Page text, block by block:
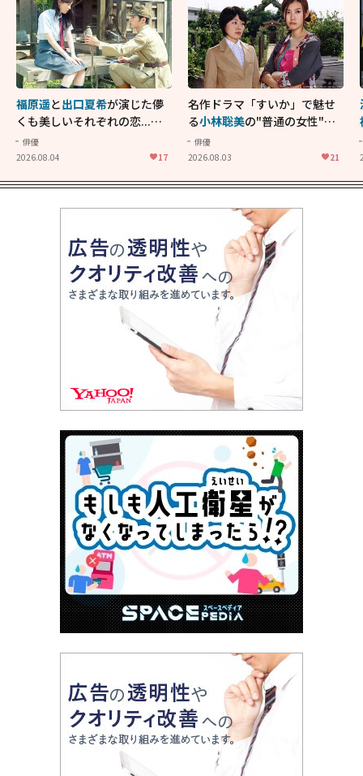
福原遥と出口夏希が演じた儚
くも美しいそれぞれの恋...生
きることの尊さを教えてくれ
た映画「あの花が咲く丘で、
俳優
2026.08.04
17
名作ドラマ「すいか」で魅せ
る小林聡美の"普通の女性"が
大人に刺さる...映画「かもめ
食堂」にも通じる静かな芝居
俳優
2026.08.03
21